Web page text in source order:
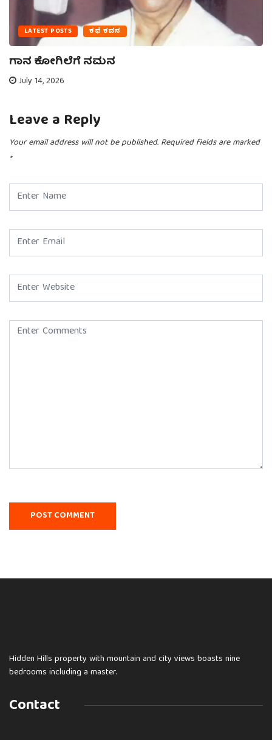
LATEST POSTS ಕಥೆ ಕವನ
ಗಾನ ಕೋಗಿಲೆಗೆ ನಮನ
July 14, 2026
Leave a Reply
Your email address will not be published. Required fields are marked
*
Hidden Hills property with mountain and city views boasts nine
bedrooms including a master.
Contact